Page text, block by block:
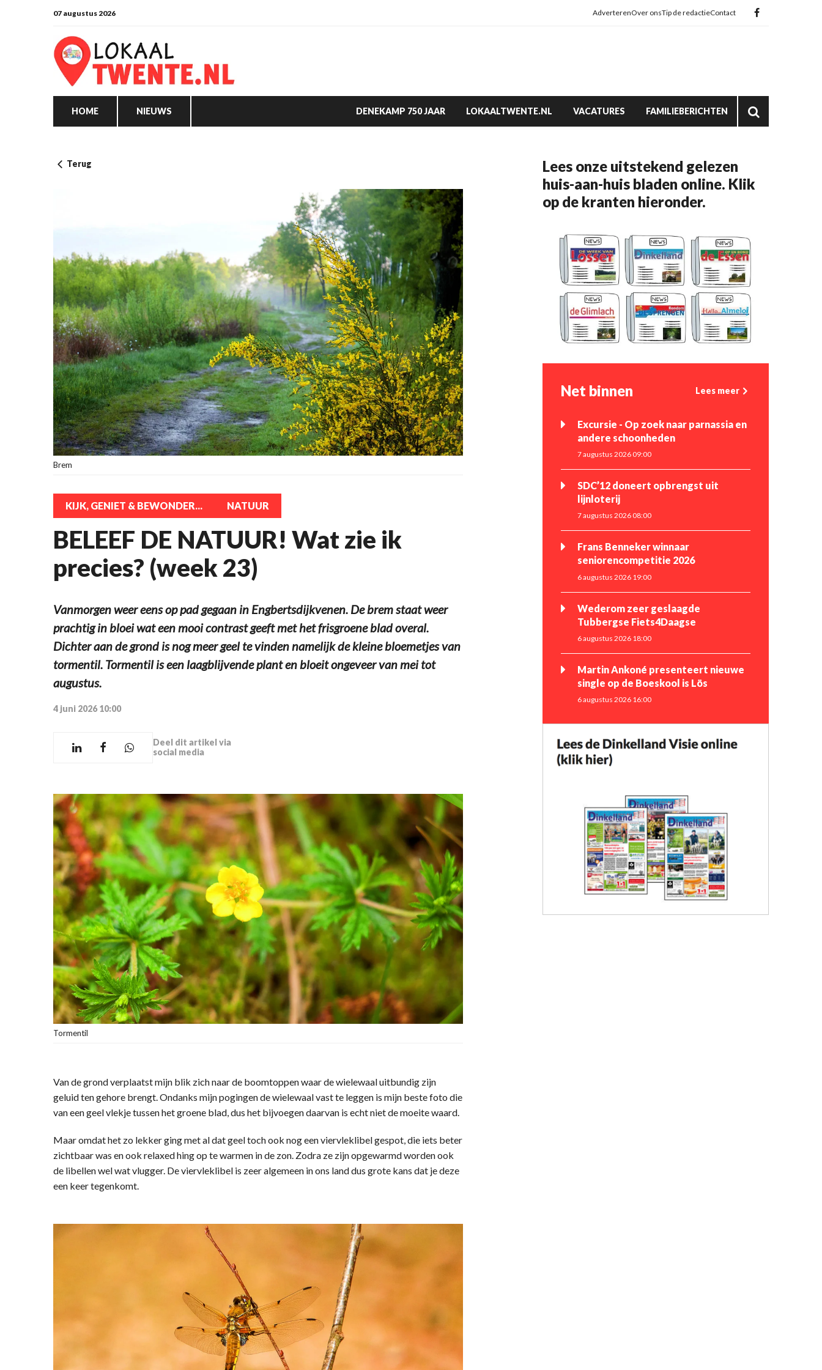
07 augustus 2026 AdverterenOver onsTip de redactieContact
HOME NIEUWS DENEKAMP 750 JAAR LOKAALTWENTE.NL VACATURES FAMILIEBERICHTEN
Terug
Brem
KIJK, GENIET & BEWONDER... NATUUR
BELEEF DE NATUUR! Wat zie ik
precies? (week 23)
Vanmorgen weer eens op pad gegaan in Engbertsdijkvenen. De brem staat weer
prachtig in bloei wat een mooi contrast geeft met het frisgroene blad overal.
Dichter aan de grond is nog meer geel te vinden namelijk de kleine bloemetjes van
tormentil. Tormentil is een laagblijvende plant en bloeit ongeveer van mei tot
augustus.
4 juni 2026 10:00
Deel dit artikel via
social media
Tormentil
Van de grond verplaatst mijn blik zich naar de boomtoppen waar de wielewaal uitbundig zijn
geluid ten gehore brengt. Ondanks mijn pogingen de wielewaal vast te leggen is mijn beste foto die
van een geel vlekje tussen het groene blad, dus het bijvoegen daarvan is echt niet de moeite waard.
Maar omdat het zo lekker ging met al dat geel toch ook nog een viervleklibel gespot, die iets beter
zichtbaar was en ook relaxed hing op te warmen in de zon. Zodra ze zijn opgewarmd worden ook
de libellen wel wat vlugger. De viervleklibel is zeer algemeen in ons land dus grote kans dat je deze
een keer tegenkomt.
Lees onze uitstekend gelezen
huis-aan-huis bladen online. Klik
op de kranten hieronder.
Net binnen Lees meer
Excursie - Op zoek naar parnassia en
andere schoonheden
7 augustus 2026 09:00
SDC’12 doneert opbrengst uit
lijnloterij
7 augustus 2026 08:00
Frans Benneker winnaar
seniorencompetitie 2026
6 augustus 2026 19:00
Wederom zeer geslaagde
Tubbergse Fiets4Daagse
6 augustus 2026 18:00
Martin Ankoné presenteert nieuwe
single op de Boeskool is Lös
6 augustus 2026 16:00